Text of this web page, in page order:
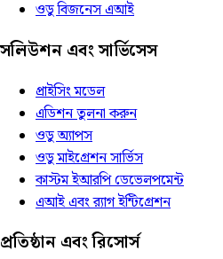
ওডু বিজনেস এআই
সলিউশন এবং সার্ভিসেস
প্রাইসিং মডেল
এডিশন তুলনা করুন
ওডু অ্যাপস
ওডু মাইগ্রেশন সার্ভিস
কাস্টম ইআরপি ডেভেলপমেন্ট
এআই এবং র‍্যাগ ইন্টিগ্রেশন
প্রতিষ্ঠান এবং রিসোর্স